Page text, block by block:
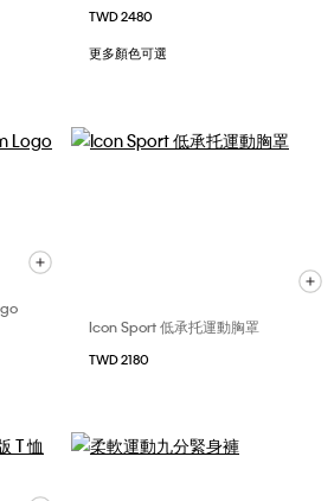
TWD 2480
更多顏色可選
Icon Sport 低承托運動胸罩
TWD 2180